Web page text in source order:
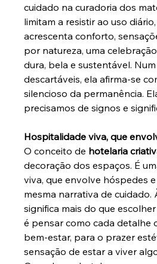
cuidado na curadoria dos
limitam a resistir ao uso
acrescenta conforto,
por natureza, uma
dura, bela e sustentável.
descartáveis, ela afirma-se
silencioso da permanência.
precisamos de signos e
Hospitalidade viva, que
O conceito de hotelaria
decoração dos espaços. É
viva, que envolve hóspedes
mesma narrativa de cuidado.
significa mais do que
é pensar como cada detalhe
bem-estar, para o prazer
sensação de estar a viver